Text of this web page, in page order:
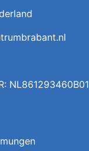
NL861293460B01